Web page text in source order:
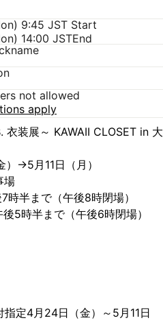
9:45 JST Start
14:00 JSTEnd
not allowed
apply
衣装展～ KAWAII CLOSET in 大
→5月11日（月）
場
半まで（午後8時閉場）
5時半まで（午後6時閉場）
定4月24日（金）～5月11日